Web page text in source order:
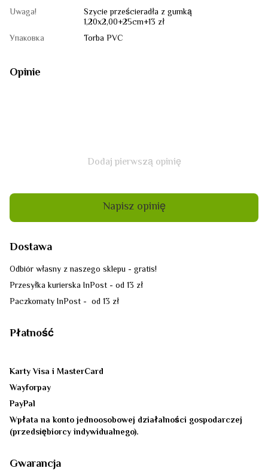
Uwaga!
Szycie prześcieradła z gumką
1,20x2,00+25сm+13 zł
Упаковка
Torba PVC
Opinie
Dodaj pierwszą opinię
Napisz opinię
Dostawa
Odbiór własny z naszego sklepu - gratis!
Przesyłka kurierska InPost - od 13 zł
Paczkomaty InPost - od 13 zł
Płatność
Karty Visa i MasterCard
Wayforpay
PayPal
Wpłata na konto jednoosobowej działalności gospodarczej
(przedsiębiorcy indywidualnego).
Gwarancja